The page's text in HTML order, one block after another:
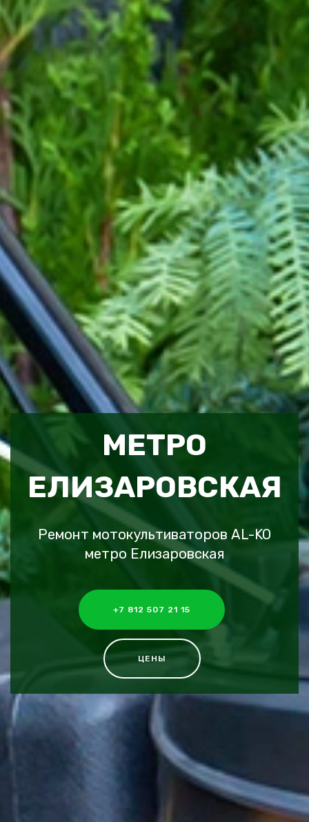
МЕТРО
ЕЛИЗАРОВСКАЯ
Ремонт мотокультиваторов AL-KO
метро Елизаровская
+7 812 507 21 15
ЦЕНЫ